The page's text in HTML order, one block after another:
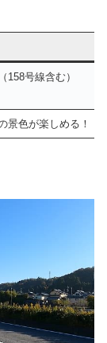
158号線含む）
景色が楽しめる！